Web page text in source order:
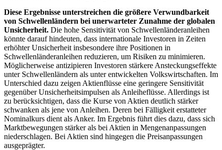
Diese Ergebnisse unterstreichen die größere Verwundbarkeit
von Schwellenländern bei unerwarteter Zunahme der globalen
Unsicherheit. Die hohe Sensitivität von Schwellenländeranleihen
könnte darauf hindeuten, dass internationale Investoren in Zeiten
erhöhter Unsicherheit insbesondere ihre Positionen in
Schwellenländeranleihen reduzieren, um Risiken zu minimieren.
Möglicherweise antizipieren Investoren stärkere Ansteckungseffekte
unter Schwellenländern als unter entwickelten Volkswirtschaften. Im
Unterschied dazu zeigen Aktienflüsse eine geringere Sensitivität
gegenüber Unsicherheitsimpulsen als Anleiheflüsse. Allerdings ist
zu berücksichtigen, dass die Kurse von Aktien deutlich stärker
schwanken als jene von Anleihen. Deren bei Fälligkeit erstatteter
Nominalkurs dient als Anker. Im Ergebnis führt dies dazu, dass sich
Marktbewegungen stärker als bei Aktien in Mengenanpassungen
niederschlagen. Bei Aktien sind hingegen die Preisanpassungen
ausgeprägter.